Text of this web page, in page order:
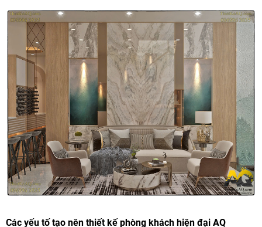
Các yếu tố tạo nên thiết kế phòng khách hiện đại AQ